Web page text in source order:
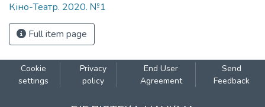
Кіно-Театр. 2020. №1
Full item page
Cookie
settings
Privacy
policy
End User
Agreement
Send
Feedback